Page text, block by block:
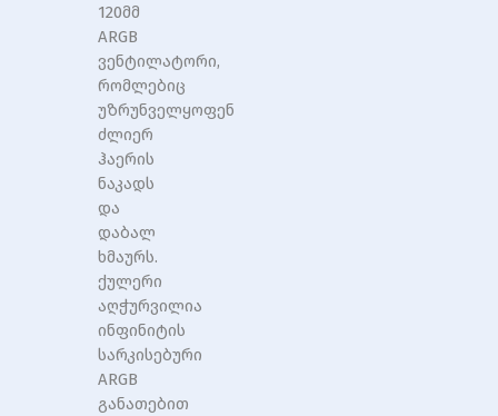
120მმ
ARGB
ვენტილატორი,
რომლებიც
უზრუნველყოფენ
ძლიერ
ჰაერის
ნაკადს
და
დაბალ
ხმაურს.
ქულერი
აღჭურვილია
ინფინიტის
სარკისებური
ARGB
განათებით